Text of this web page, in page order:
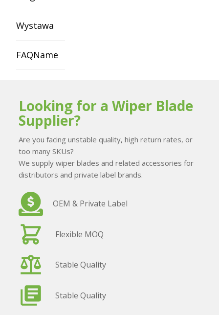
Wystawa
FAQName
Looking for a Wiper Blade
Supplier?
Are you facing unstable quality, high return rates, or
too many SKUs?
We supply wiper blades and related accessories for
distributors and private label brands.
OEM & Private Label
Flexible MOQ
Stable Quality
Stable Quality